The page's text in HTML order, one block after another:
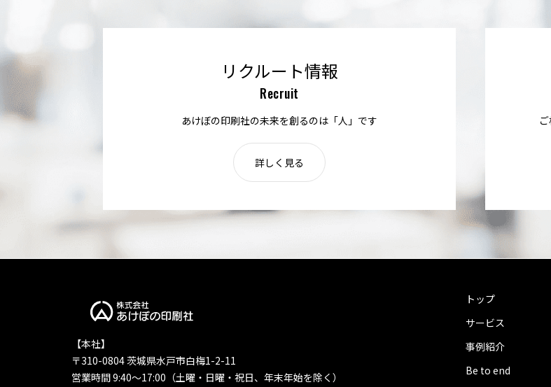
リクルート情報
Recruit
あけぼの印刷社の未来を創るのは「人」です
詳しく見る
【本社】
〒310-0804 茨城県水戸市白梅1-2-11
営業時間 9:40〜17:00（土曜・日曜・祝日、年末年始を除く）
トップ
サービス
事例紹介
Be to end